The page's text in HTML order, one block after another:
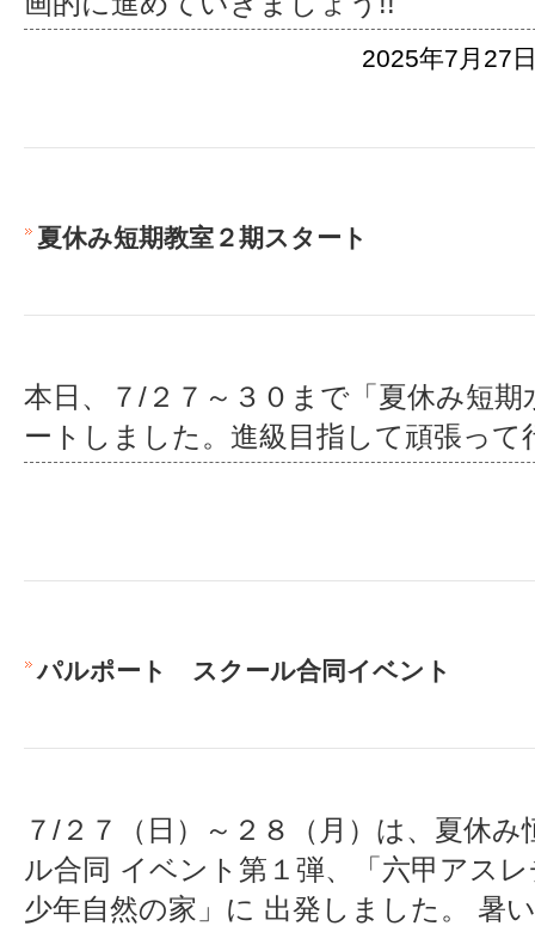
2025年7月27
夏休み短期教室２期スタート
本日、７/２７～３０まで「夏休み短
ートしました。進級目指して頑張って
パルポート スクール合同イベント
７/２７（日）～２８（月）は、夏休
ル合同 イベント第１弾、「六甲アス
少年自然の家」に 出発しました。 暑